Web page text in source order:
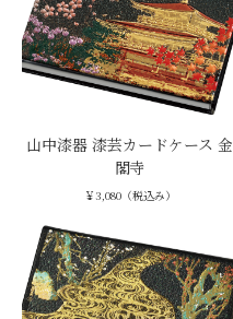
山中漆器 漆芸カードケース 金
閣寺
￥3,080（税込み）